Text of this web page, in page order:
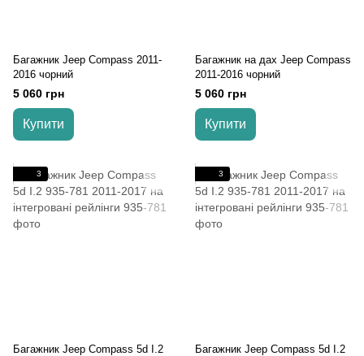
Багажник Jeep Compass 2011-
2016 чорний
5 060 грн
Купити
Багажник на дах Jeep Compass
2011-2016 чорний
5 060 грн
Купити
3
Багажник Jeep Compass 5d I.2
3
Багажник Jeep Compass 5d I.2